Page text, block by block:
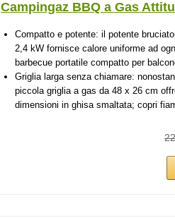
Campingaz BBQ a Gas
Compatto e potente: il potente
2,4 kW fornisce calore uniforme ad
barbecue portatile compatto per
Griglia larga senza chiamare:
piccola griglia a gas da 48 x 26 cm
dimensioni in ghisa smaltata; copri